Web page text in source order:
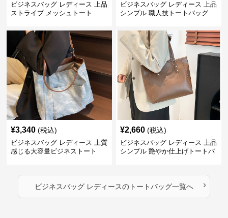
ビジネスバッグ レディース 上品
ストライプ メッシュトート
ビジネスバッグ レディース 上品
シンプル 職人技トートバッグ
¥3,340 (税込)
ビジネスバッグ レディース 上質
感じる大容量ビジネストート
¥2,660 (税込)
ビジネスバッグ レディース 上品
シンプル 艶やか仕上げトートバ
ビジネスバッグ レディースのトートバッグ一覧へ ›